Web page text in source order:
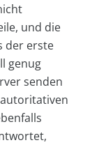
und die
der erste
genug
senden